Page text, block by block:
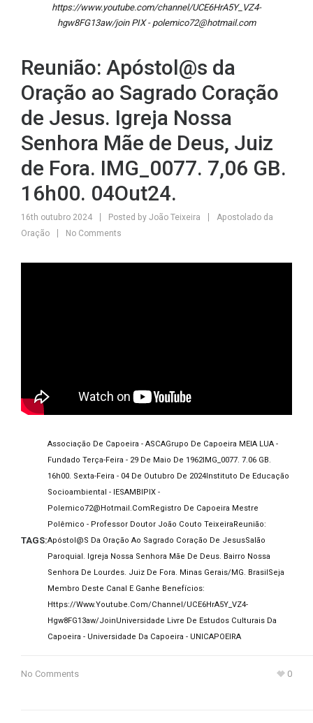
https://www.youtube.com/channel/UCE6HrA5Y_VZ4-
hgw8FG13aw/join PIX - polemico72@hotmail.com
Reunião: Apóstol@s da
Oração ao Sagrado Coração
de Jesus. Igreja Nossa
Senhora Mãe de Deus, Juiz
de Fora. IMG_0077. 7,06 GB.
16h00. 04Out24.
16th outubro 2024 Posted by João Teixeira
Apostolado da
Oração
No Comments
TAGS:
Associação De Capoeira - ASCAGrupo De Capoeira MEIA LUA -
Fundado Terça-Feira - 29 De Maio De 1962IMG_0077. 7.06 GB.
16h00. Sexta-Feira - 04 De Outubro De 2024 Instituto De Educação
Socioambiental - IESAMBI PIX -
Polemico72@hotmail.com Registro De Capoeira Mestre
Polêmico - Professor Doutor João Couto Teixeira Reunião:
Apóstol@s Da Oração Ao Sagrado Coração De JesusSalão
Paroquial. Igreja Nossa Senhora Mãe De Deus. Bairro Nossa
Senhora De Lourdes. Juiz De Fora. Minas Gerais/MG. Brasil Seja
Membro Deste Canal E Ganhe Benefícios:
Https://www.youtube.com/channel/UCE6HrA5Y_VZ4-
Hgw8FG13aw/joinUniversidade Livre De Estudos Culturais Da
Capoeira - Universidade Da Capoeira - UNICAPOEIRA
No Comments 0